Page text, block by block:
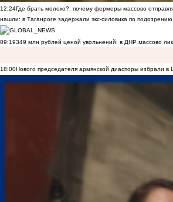
12:24Где брать молоко?: почему фермеры массово
нашли: в Таганроге задержали экс-силовика по
09:19349 млн рублей ценой увольнений: в ДНР массово
18:00Нового председателя армянской диаспоры избрали в